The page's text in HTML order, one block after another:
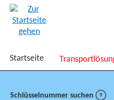
Startseite
Schlüsselnummer suchen